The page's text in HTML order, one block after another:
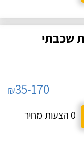
שכבתי
₪35-170
0 הצעות מחיר